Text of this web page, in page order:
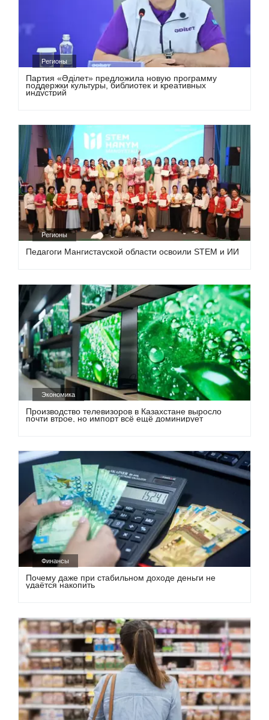
Регионы
Партия «Әділет» предложила новую программу
поддержки культуры, библиотек и креативных
индустрий
Регионы
Педагоги Мангистауской области освоили STEM и ИИ
Экономика
Производство телевизоров в Казахстане выросло
почти втрое, но импорт всё ещё доминирует
Финансы
Почему даже при стабильном доходе деньги не
удаётся накопить